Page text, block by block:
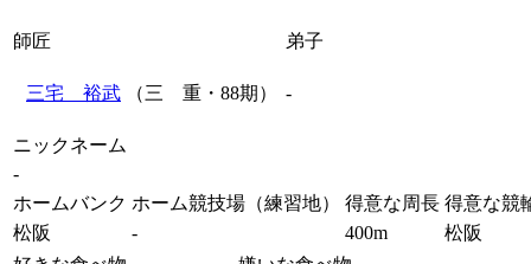
師匠 弟子
三宅 裕武 （三 重・88期） -
ニックネーム
-
ホームバンク ホーム競技場（練習地） 得意な周長 得意な競
松阪
- 400m
松阪